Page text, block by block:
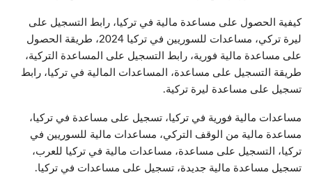
كيفية الحصول على مساعدة مالية في تركيا، رابط التسجيل على
ليرة تركي، مساعدات للسوريين في تركيا 2024، طريقة الحصول
على مساعدة مالية فورية، رابط التسجيل على المساعدة التركية،
طريقة التسجيل على مساعدة، المساعدات المالية في تركيا، رابط
تسجيل على مساعدة ليرة تركية.
مساعدات مالية فورية في تركيا، تسجيل على مساعدة في تركيا،
مساعدة مالية من الوقف التركي، مساعدات مالية للسوريين في
تركيا، التسجيل على مساعدة، مساعدات مالية في تركيا للعرب،
تسجيل مساعدة مالية جديدة، تسجيل على مساعدات في تركيا.